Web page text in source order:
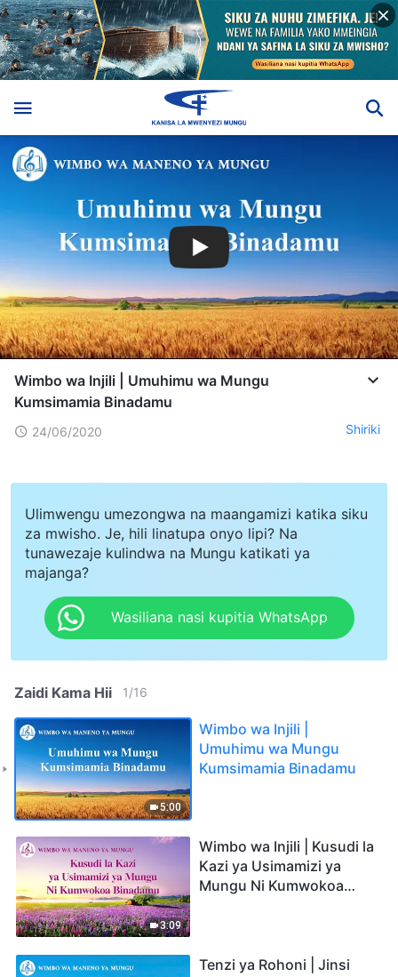
Wimbo wa Injili | Umuhimu wa Mungu
Kumsimamia Binadamu
24/06/2020 Shiriki
Ulimwengu umezongwa na maangamizi katika siku
za mwisho. Je, hili linatupa onyo lipi? Na
tunawezaje kulindwa na Mungu katikati ya
majanga?
Wasiliana nasi kupitia WhatsApp
Zaidi Kama Hii 1/16
5:00
Wimbo wa Injili |
Umuhimu wa Mungu
Kumsimamia Binadamu
3:09
Wimbo wa Injili | Kusudi la
Kazi ya Usimamizi ya
Mungu Ni Kumwokoa
Tenzi ya Rohoni | Jinsi